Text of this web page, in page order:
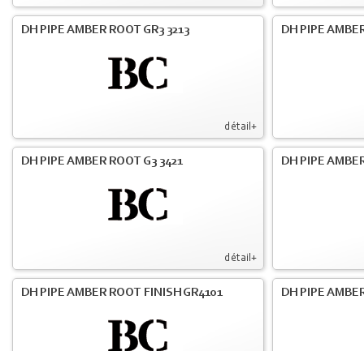
détail+
DH PIPE AMBER ROOT GR3 3213 DH PIPE
détail+
DH PIPE AMBER ROOT G3 3421 DH PIPE
DH PIPE AMBER ROOT FINISH GR4101 DH PIPE